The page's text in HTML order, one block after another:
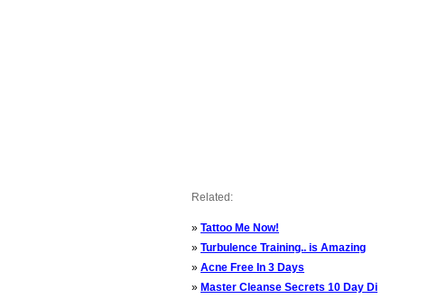
Related:
» Tattoo Me Now!
» Turbulence Training.. is Amazing
» Acne Free In 3 Days
» Master Cleanse Secrets 10 Day Di